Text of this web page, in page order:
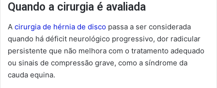
Quando a cirurgia é avaliada
A cirurgia de hérnia de disco passa a ser considerada
quando há déficit neurológico progressivo, dor radicular
persistente que não melhora com o tratamento adequado
ou sinais de compressão grave, como a síndrome da
cauda equina.